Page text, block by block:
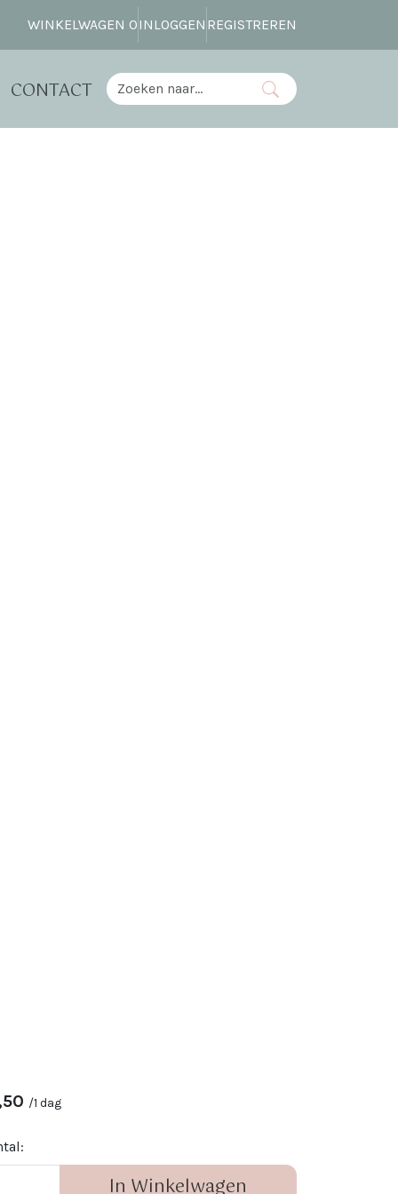
WINKELWAGEN 0INLOGGEN REGISTREREN
CONTACT
/1 dag
In Winkelwagen